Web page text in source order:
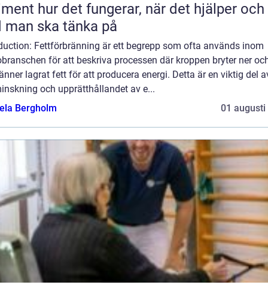
när det hjälper och
man ska tänka på
Fettförbränning är ett begrepp som ofta används inom
för att beskriva processen där kroppen bryter ner
lagrat fett för att producera energi. Detta är en viktig del
och upprätthållandet av e...
Bergholm
01 augusti